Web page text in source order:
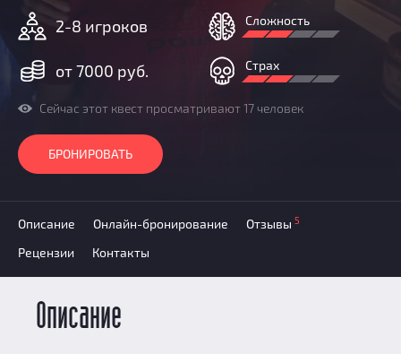
Новости
Партнерам
2-8 игроков
от 7000 руб.
Сложность
Страх
Сейчас этот квест просматривают 17 человек
БРОНИРОВАТЬ
Описание Онлайн-бронирование Отзывы 5
Рецензии Контакты
Описание